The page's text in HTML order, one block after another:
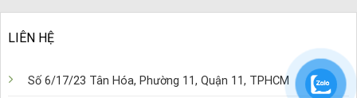
LIÊN HỆ
Số 6/17/23 Tân Hóa, Phường 11, Quận 11, TPHCM